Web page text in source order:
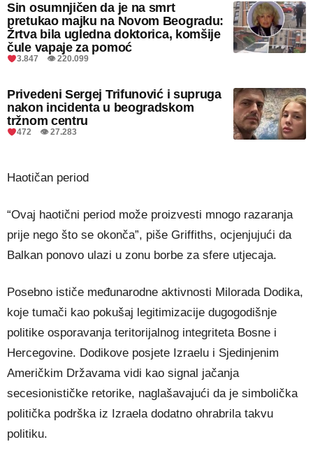
Sin osumnjičen da je na smrt
pretukao majku na Novom Beogradu:
Žrtva bila ugledna doktorica, komšije
čule vapaje za pomoć
3.847 👁 220.099
Privedeni Sergej Trifunović i supruga
nakon incidenta u beogradskom
tržnom centru
472 👁 27.283
Haotičan period
“Ovaj haotični period može proizvesti mnogo razaranja
prije nego što se okonča”, piše Griffiths, ocjenjujući da
Balkan ponovo ulazi u zonu borbe za sfere utjecaja.
Posebno ističe međunarodne aktivnosti Milorada Dodika,
koje tumači kao pokušaj legitimizacije dugogodišnje
politike osporavanja teritorijalnog integriteta Bosne i
Hercegovine. Dodikove posjete Izraelu i Sjedinjenim
Američkim Državama vidi kao signal jačanja
secesionističke retorike, naglašavajući da je simbolička
politička podrška iz Izraela dodatno ohrabrila takvu
politiku.